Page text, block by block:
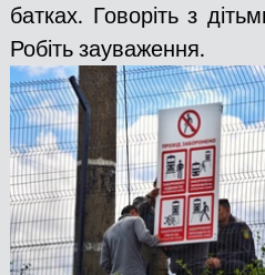
батках. Говоріть з
Робіть зауваження.